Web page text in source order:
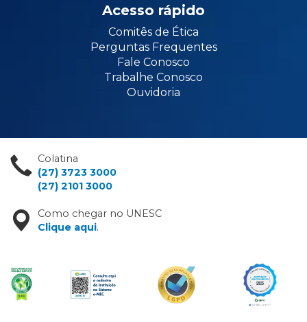
Acesso rápido
Comitês de Ética
Perguntas Frequentes
Fale Conosco
Trabalhe Conosco
Ouvidoria
Colatina
(27) 3723 3000
(27) 2101 3000
Como chegar no UNESC
Clique aqui.